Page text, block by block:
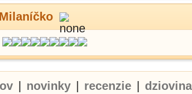
Milaníčko
novinky recenzie dziovina